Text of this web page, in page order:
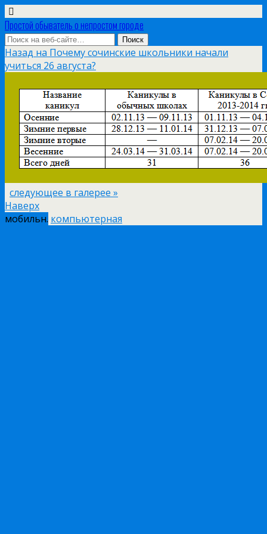
Простой обыватель о непростом городе
Назад на Почему сочинские школьники начали
учиться 26 августа?
следующее в галерее »
Наверх
мобильн. компьютерная